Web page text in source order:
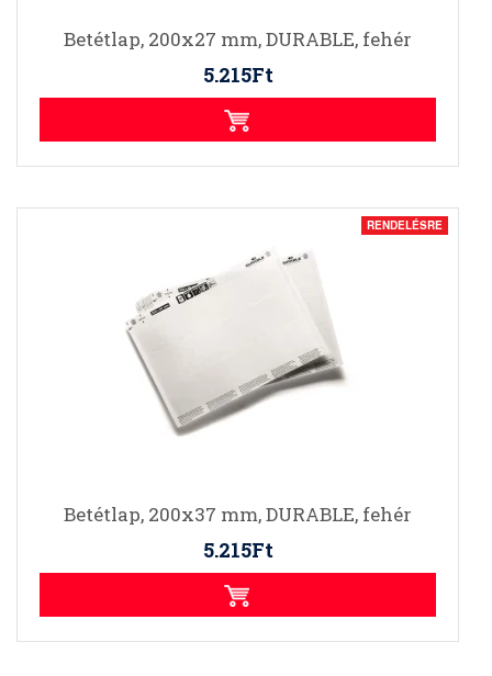
Betétlap, 200x27 mm, DURABLE, fehér
5.215Ft
RENDELÉSRE
Betétlap, 200x37 mm, DURABLE, fehér
5.215Ft